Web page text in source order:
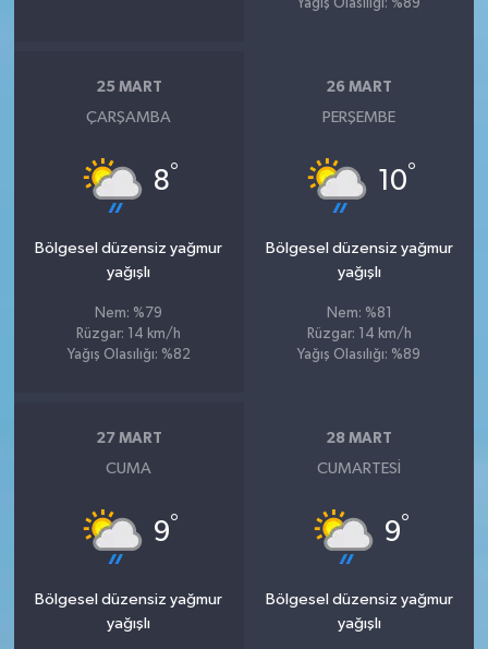
Yağış Olasılığı: %89
25 MART
ÇARŞAMBA
8°
Bölgesel düzensiz yağmur
yağışlı
Nem: %79
Rüzgar: 14 km/h
Yağış Olasılığı: %82
26 MART
PERŞEMBE
10°
Bölgesel düzensiz yağmur
yağışlı
Nem: %81
Rüzgar: 14 km/h
Yağış Olasılığı: %89
27 MART
CUMA
9°
Bölgesel düzensiz yağmur
yağışlı
28 MART
CUMARTESI
9°
Bölgesel düzensiz yağmur
yağışlı